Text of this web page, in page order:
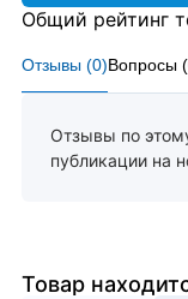
Отзывы (0)Вопросы (
Отзывы по
публикации на
Общий рейтинг
Товар